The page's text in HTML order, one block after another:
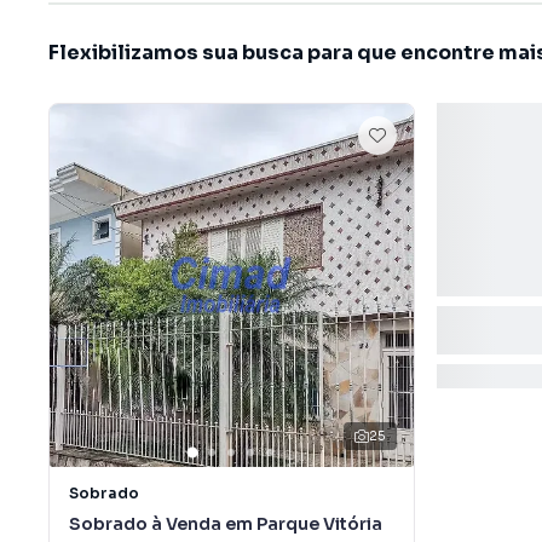
Flexibilizamos sua busca para que encontre
25
Sobrado
Sobrado à Venda em Parque Vitória